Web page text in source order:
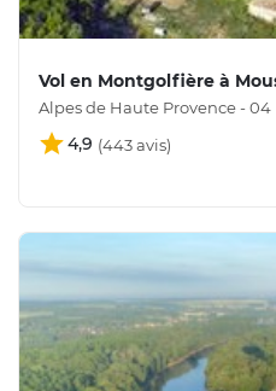
Vol en Montgolfière à
Alpes de Haute Provence - 04
4,9